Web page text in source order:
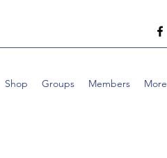
Shop Groups Members More